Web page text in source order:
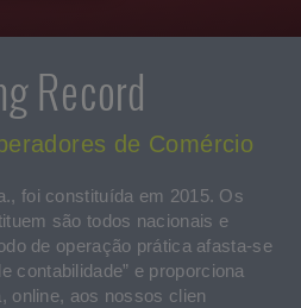
Record
de Comércio
foi constituída em 2015. Os
são todos nacionais e
de operação prática afasta-se
contabilidade” e proporciona
online, aos nossos clien